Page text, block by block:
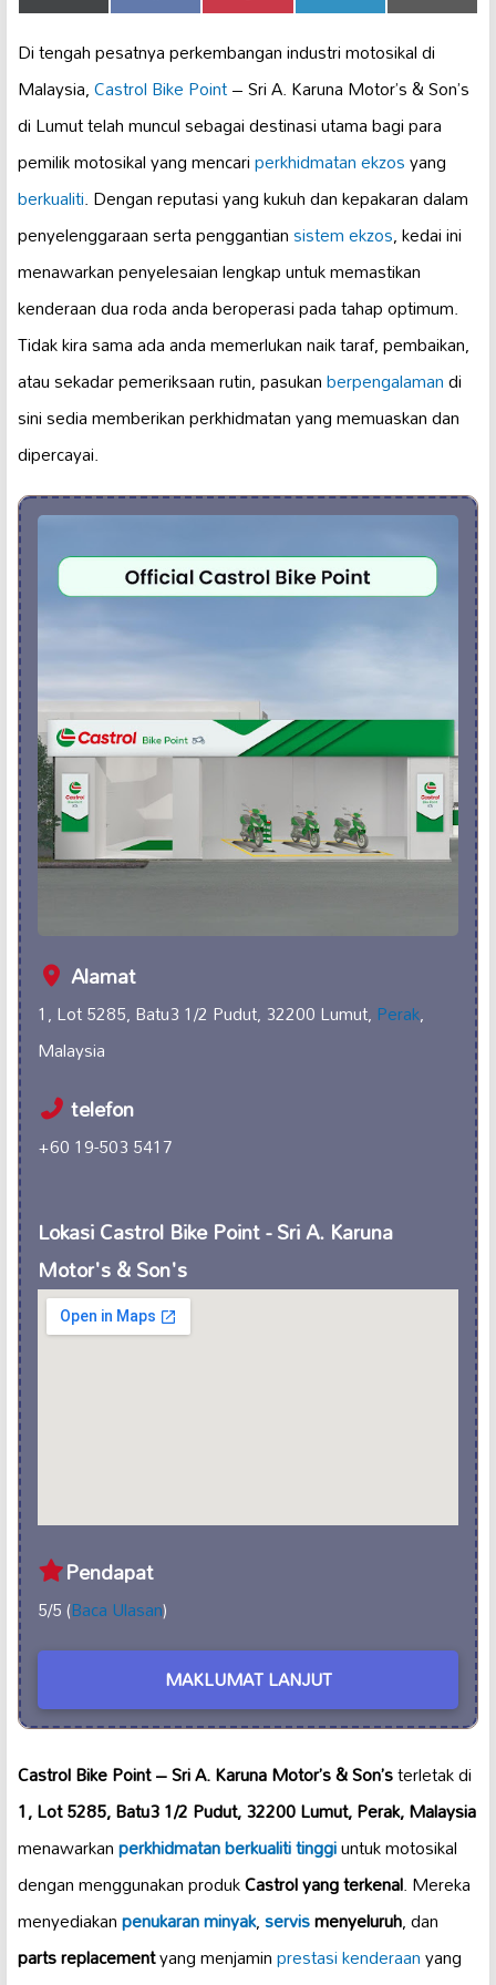
on
(Twitter) on on on on
Di tengah pesatnya perkembangan industri motosikal di
Malaysia,Castrol Bike Point– Sri A. Karuna Motor’s & Son’s
di Lumut telah muncul sebagai destinasi utama bagi para
pemilik motosikal yang mencariperkhidmatan ekzosyang
berkualiti. Dengan reputasi yang kukuh dan kepakaran dalam
penyelenggaraan serta penggantiansistem ekzos, kedai ini
menawarkan penyelesaian lengkap untuk memastikan
kenderaan dua roda anda beroperasi pada tahap optimum.
Tidak kira sama ada anda memerlukan naik taraf, pembaikan,
atau sekadar pemeriksaan rutin, pasukanberpengalamandi
sini sedia memberikan perkhidmatan yang memuaskan dan
dipercayai.
Alamat
1, Lot 5285, Batu3 1/2 Pudut, 32200 Lumut,Perak,
Malaysia
telefon
+60 19-503 5417
Lokasi Castrol Bike Point - Sri A. Karuna
Motor's & Son's
Pendapat
5/5 (Baca Ulasan)
MAKLUMAT LANJUT
Castrol Bike Point – Sri A. Karuna Motor’s & Son’sterletak di
1, Lot 5285, Batu3 1/2 Pudut, 32200 Lumut, Perak, Malaysia
menawarkanperkhidmatan berkualiti tinggiuntuk motosikal
dengan menggunakan produkCastrol yang terkenal. Mereka
menyediakanpenukaran minyak,servismenyeluruh, dan
parts replacementyang menjaminprestasi kenderaanyang